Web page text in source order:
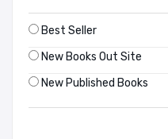
Best Seller
New Books Out Site
New Published Books